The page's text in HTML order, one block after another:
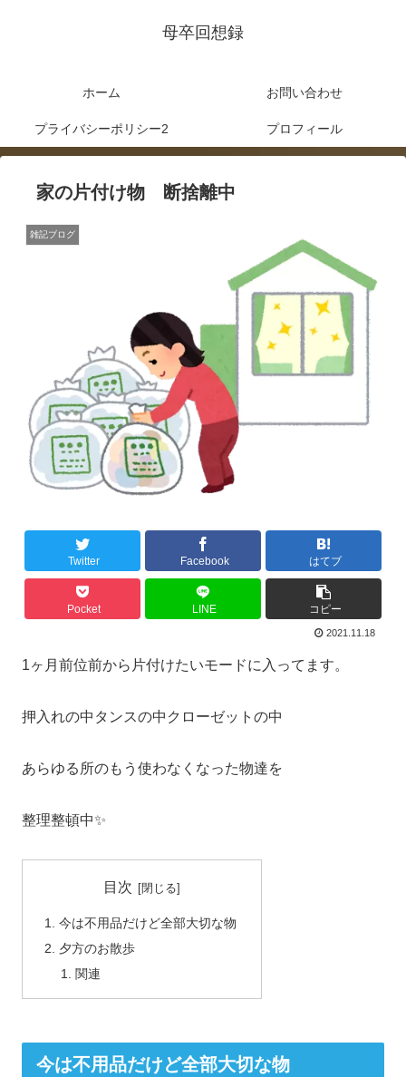
母卒回想録
ホーム お問い合わせ
プライバシーポリシー2 プロフィール
家の片付け物 断捨離中
雑記ブログ
Twitter Facebook はてブ
Pocket LINE コピー
2021.11.18
1ヶ月前位前から片付けたいモードに入ってます。
押入れの中タンスの中クローゼットの中
あらゆる所のもう使わなくなった物達を
整理整頓中✨
目次
今は不用品だけど全部大切な物
夕方のお散歩
関連
今は不用品だけど全部大切な物